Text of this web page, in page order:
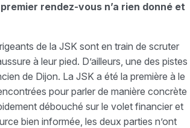
rendez-vous n’a rien donné et
de la JSK sont en train de scruter
à leur pied. D’ailleurs, une des pistes
de Dijon. La JSK a été la première à le
pour parler de manière concrète
débouché sur le volet financier et
bien informée, les deux parties n’ont